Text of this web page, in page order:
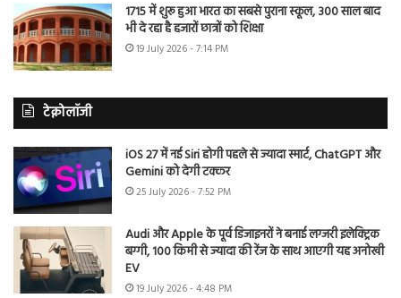
1715 में शुरू हुआ भारत का सबसे पुराना स्कूल, 300 साल बाद
भी दे रहा है हजारों छात्रों को शिक्षा
19 July 2026 - 7:14 PM
टेक्नोलॉजी
iOS 27 में नई Siri होगी पहले से ज्यादा स्मार्ट, ChatGPT और
Gemini को देगी टक्कर
25 July 2026 - 7:52 PM
Audi और Apple के पूर्व डिजाइनरों ने बनाई लग्जरी इलेक्ट्रिक
बग्गी, 100 किमी से ज्यादा की रेंज के साथ आएगी यह अनोखी
EV
19 July 2026 - 4:48 PM